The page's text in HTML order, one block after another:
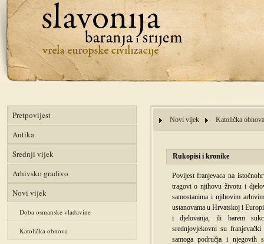
Pretpovijest
Antika
Srednji vijek
Arhivsko gradivo
Novi vijek
Doba osmanske vladavine
Katolička obnova
Novi vijek Katolička obnova
Rukopisi i kronike
Povijest franjevaca na
tragovi o njihovu životu i
samostanima i njihovim
ustanovama u Hrvatskoj i
i djelovanja, ili barem
srednjovjekovni su
samoga područja i njegovih